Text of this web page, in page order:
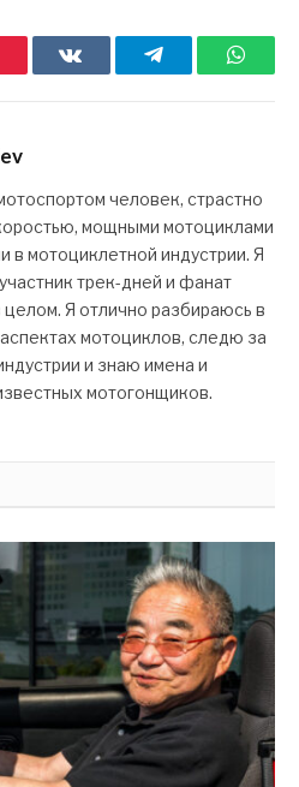
ВКонтактеTelegram
человек, страстно
мощными мотоциклами
в мотоциклетной индустрии. Я
трек-дней и фанат
целом. Я отлично разбираюсь в
мотоциклов, следю за
и знаю имена и
мотогонщиков.